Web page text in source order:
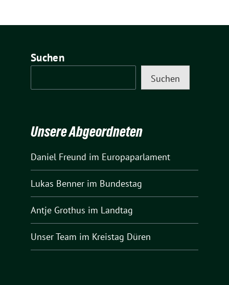
Suchen
Suchen
Unsere Abgeordneten
Daniel Freund im Europaparlament
Lukas Benner im Bundestag
Antje Grothus im Landtag
Unser Team im Kreistag Düren